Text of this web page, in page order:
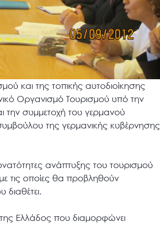
και της τοπικής αυτοδιοίκησης
Οργανισμό Τουρισμού υπό την
την συμμετοχή του γερμανού
της γερμανικής κυβέρνησης
ανάπτυξης του τουρισμού
τις οποίες θα προβληθούν
διαθέτει.
Ελλάδος που διαμορφώνει